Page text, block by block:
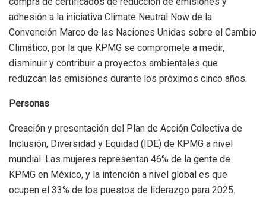
adhesión a la iniciativa Climate Neutral Now de la
Convención Marco de las Naciones Unidas sobre el Cambio
Climático, por la que KPMG se compromete a medir,
disminuir y contribuir a proyectos ambientales que
reduzcan las emisiones durante los próximos cinco años.
Personas
Creación y presentación del Plan de Acción Colectiva de
Inclusión, Diversidad y Equidad (IDE) de KPMG a nivel
mundial. Las mujeres representan 46% de la gente de
KPMG en México, y la intención a nivel global es que
ocupen el 33% de los puestos de liderazgo para 2025.